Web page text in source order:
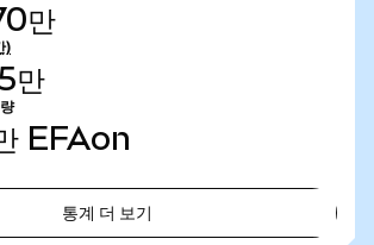
만
)
만
EFAon
통계 더 보기